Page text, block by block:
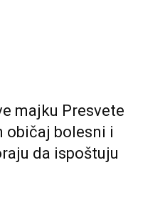
majku Presvete
običaj bolesni i
da ispoštuju